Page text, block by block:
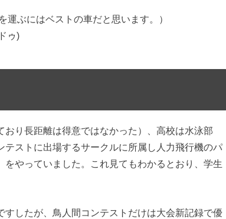
ぶにはベストの車だと思います。）
ゥ)
り長距離は得意ではなかった）、高校は水泳部
テストに出場するサークルに所属し人力飛行機のパ
やっていました。これ見てもわかるとおり、学生
したが、鳥人間コンテストだけは大会新記録で優